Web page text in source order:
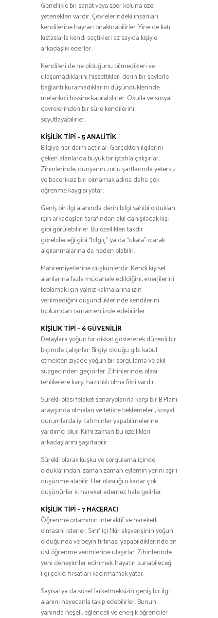
Genellikle bir sanat veya spor koluna özel
yetenekleri vardır. Çevrelerindeki insanları
kendilerine hayran bıraktırabilirler. Yine de katı
kıstaslarla kendi seçtikleri az sayıda kişiyle
arkadaşlık ederler.
Kendileri de ne olduğunu bilmedikleri ve
ulaşamadıklarını hissettikleri derin bir şeylerle
bağlantı kuramadıklarını düşündüklerinde
melankoli hissine kapılabilirler. Okulla ve sosyal
çevrelerinden bir süre kendilerini
soyutlayabilirler.
KİŞİLİK TİPİ – 5 ANALİTİK
Bilgiye her daim açtırlar. Gerçekten ilgilerini
çeken alanlarda büyük bir iştahla çalışırlar.
Zihinlerinde, dünyanın zorlu şartlarında yetersiz
ve beceriksiz biri olmamak adına daha çok
öğrenme kaygısı yatar.
Geniş bir ilgi alanında derin bilgi sahibi oldukları
için arkadaşları tarafından akıl danışılacak kişi
gibi görülebilirler. Bu özellikleri takdir
görebileceği gibi “bilgiç” ya da “ukala” olarak
algılanmalarına da neden olabilir.
Mahremiyetlerine düşkünlerdir. Kendi kişisel
alanlarına fazla müdahale edildiğini, enerjilerini
toplamak için yalnız kalmalarına izin
verilmediğini düşündüklerinde kendilerini
toplumdan tamamen izole edebilirler.
KİŞİLİK TİPİ – 6 GÜVENİLİR
Detaylara yoğun bir dikkat göstererek düzenli bir
biçimde çalışırlar. Bilgiyi olduğu gibi kabul
etmekten ziyade yoğun bir sorgulama ve akıl
süzgecinden geçirirler. Zihinlerinde, olası
tehlikelere karşı hazırlıklı olma fikri vardır.
Sürekli olası felaket senaryolarına karşı bir B Planı
arayışında olmaları ve tetikte beklemeleri, sosyal
durumlarda iyi tahminler yapabilmelerine
yardımcı olur. Kimi zaman bu özellikleri
arkadaşlarını şaşırtabilir.
Sürekli olarak kuşku ve sorgulama içinde
olduklarından, zaman zaman eylemin yerini aşırı
düşünme alabilir. Her olasılığı o kadar çok
düşünürler ki hareket edemez hale gelirler.
KİŞİLİK TİPİ – 7 MACERACI
Öğrenme ortamının interaktif ve hareketli
olmasını isterler. Sınıf içi fikir alışverişinin yoğun
olduğunda ve beyin fırtınası yapabildiklerinde en
üst öğrenme verimlerine ulaşırlar. Zihinlerinde
yeni deneyimler edinmek, hayatın sunabileceği
ilgi çekici fırsatları kaçırmamak yatar.
Sayısal ya da sözel farketmeksizin geniş bir ilgi
alanını heyecanla takip edebilirler. Bunun
yanında neşeli, eğlenceli ve enerjik öğrenciler